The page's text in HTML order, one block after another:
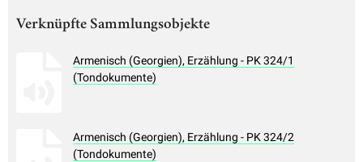
Verknüpfte Sammlungsobjekte
Armenisch (Georgien), Erzählung - PK 324/1
(Tondokumente)
Armenisch (Georgien), Erzählung - PK 324/2
(Tondokumente)